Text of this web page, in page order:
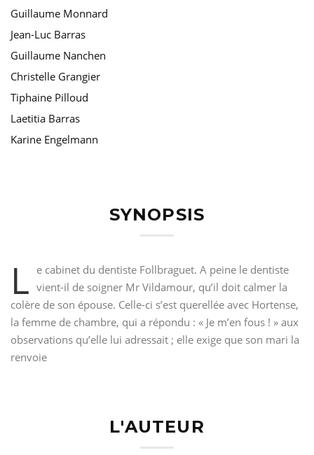
Guillaume Monnard
Jean-Luc Barras
Guillaume Nanchen
Christelle Grangier
Tiphaine Pilloud
Laetitia Barras
Karine Engelmann
SYNOPSIS
L e cabinet du dentiste Follbraguet. A peine le dentiste
vient-il de soigner Mr Vildamour, qu’il doit calmer la
colère de son épouse. Celle-ci s’est querellée avec Hortense,
la femme de chambre, qui a répondu : « Je m’en fous ! » aux
observations qu’elle lui adressait ; elle exige que son mari la
renvoie
L'AUTEUR